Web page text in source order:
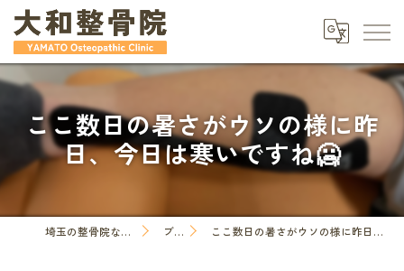
ここ数日の暑さがウソの様に昨
日、今日は寒いですね🥶
埼玉の整骨院なら大和整骨院 ブログ ここ数日の暑さがウソの様に昨日、今日は寒いですね🥶